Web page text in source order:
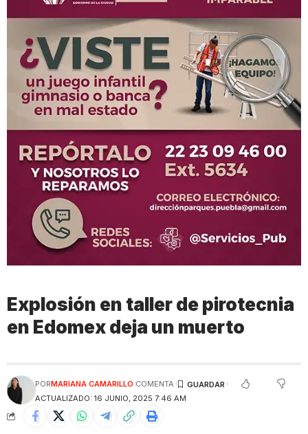
Explosión en taller de pirotecnia
en Edomex deja un muerto
ACTUALIZADO: 16 JUNIO, 2025 7:46 AM
PORMARIANA CAMARILLO COMENTA